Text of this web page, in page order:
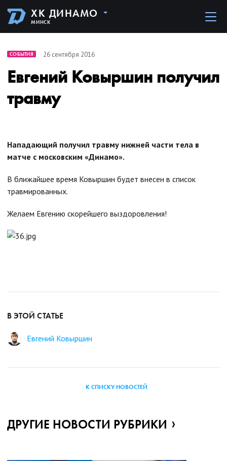
ХК ДИНАМО
МИНСК
СОБЫТИЯ 26 сентября 2016
Евгений Ковыршин получил
травму
Нападающий получил травму нижней части тела в
матче с московским «Динамо».
В ближайшее время Ковыршин будет внесен в список
травмированных.
Желаем Евгению скорейшего выздоровления!
В ЭТОЙ СТАТЬЕ
Евгений Ковыршин
К СПИСКУ НОВОСТЕЙ
ДРУГИЕ НОВОСТИ РУБРИКИ